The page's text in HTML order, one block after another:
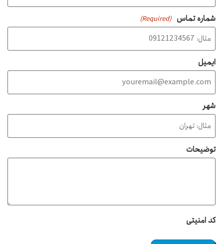
شماره تماس (Required)
ایمیل
شهر
توضیحات
کد امنیتی